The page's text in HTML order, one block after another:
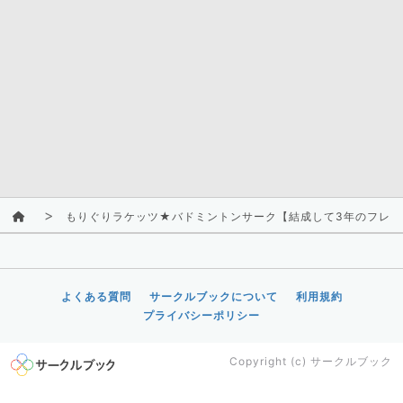
もりぐりラケッツ★バドミントンサーク【結成して3年のフレ
よくある質問 サークルブックについて
利用規約
プライバシーポリシー
Copyright (c) サークルブック